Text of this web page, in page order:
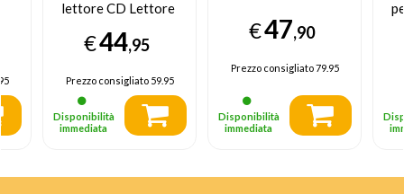
lettore CD Lettore
Rosso
€44,95
Prezzo consigliato59.95
Disponibilità
immediata
€47,90
Prezzo consigliato79.95
Disponibilità
immediata